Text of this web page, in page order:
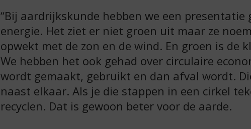
“Bij aardrijkskunde hebben we een presentatie
energie. Het ziet er niet groen uit maar ze
opwekt met de zon en de wind. En groen is de
We hebben het ook gehad over circulaire
wordt gemaakt, gebruikt en dan afval wordt.
naast elkaar. Als je die stappen in een cirkel
recyclen. Dat is gewoon beter voor de aarde.